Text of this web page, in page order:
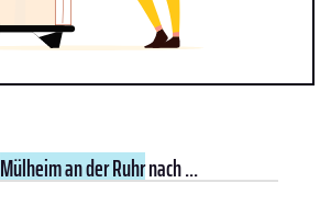
Mülheim an der Ruhrnach ...